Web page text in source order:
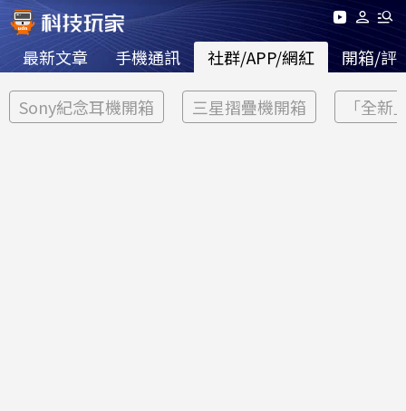
最新文章 手機通訊 社群/APP/網紅 開箱/評
Sony紀念耳機開箱 三星摺疊機開箱 「全新